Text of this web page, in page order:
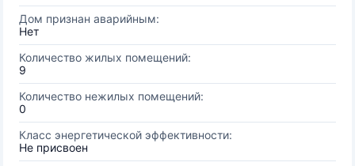
Дом признан аварийным:
Нет
Количество жилых помещений:
9
Количество нежилых помещений:
0
Класс энергетической эффективности:
Не присвоен